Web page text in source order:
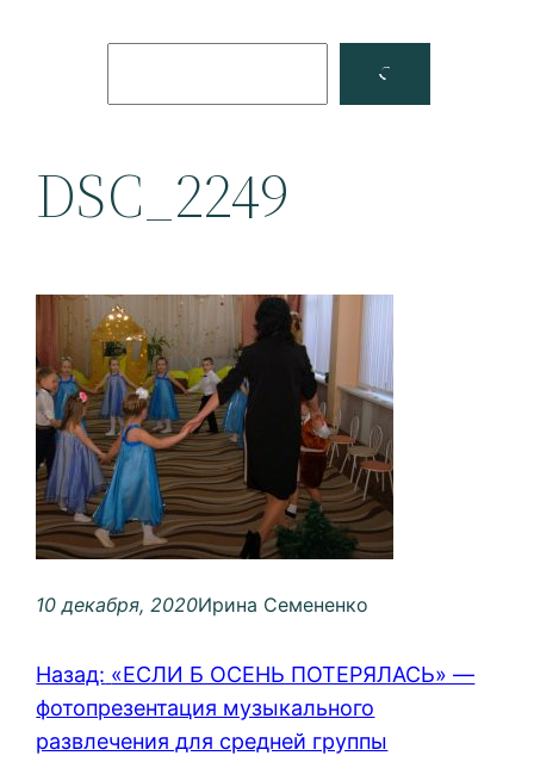
Facebook
DSC_2249
10 декабря, 2020Ирина Семененко
Назад: «ЕСЛИ Б ОСЕНЬ ПОТЕРЯЛАСЬ» —
фотопрезентация музыкального
развлечения для средней группы